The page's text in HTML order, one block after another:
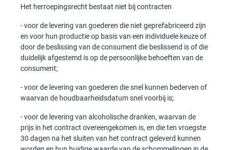
Het herroepingsrecht bestaat niet bij contracten
- voor de levering van goederen die niet geprefabriceerd zijn
en voor hun productie op basis van een individuele keuze of
door de beslissing van de consument die beslissend is of die
duidelijk afgestemd is op de persoonlijke behoeften van de
consument;
- voor de levering van goederen die snel kunnen bederven of
waarvan de houdbaarheidsdatum snel voorbij is;
- voor de levering van alcoholische dranken, waarvan de
prijs in het contract overeengekomen is, en die ten vroegste
30 dagen na het sluiten van het contract geleverd kunnen